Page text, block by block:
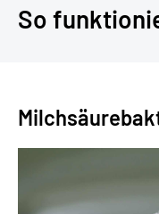
So